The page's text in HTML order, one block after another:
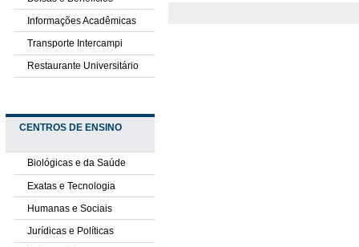
Informações Acadêmicas
Transporte Intercampi
Restaurante Universitário
CENTROS DE ENSINO
Biológicas e da Saúde
Exatas e Tecnologia
Humanas e Sociais
Jurídicas e Políticas